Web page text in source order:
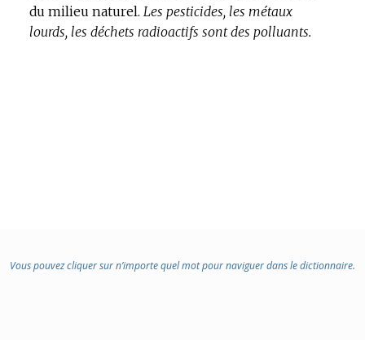
du milieu naturel. Les pesticides, les métaux
lourds, les déchets radioactifs sont des polluants.
Vous pouvez cliquer sur n’importe quel mot pour naviguer dans le dictionnaire.